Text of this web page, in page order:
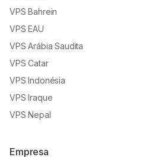
VPS Bahrein
VPS EAU
VPS Arábia Saudita
VPS Catar
VPS Indonésia
VPS Iraque
VPS Nepal
Empresa